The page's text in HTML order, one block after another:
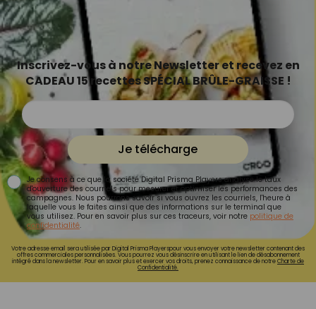
Inscrivez-vous à notre Newsletter et recevez en
CADEAU 15 recettes SPÉCIAL BRÛLE-GRAISSE !
Je télécharge
Je consens à ce que la société Digital Prisma Players analyse le taux
d'ouverture des courriels pour mesurer et optimiser les performances des
campagnes. Nous pourrons savoir si vous ouvrez les courriels, l'heure à
laquelle vous le faites ainsi que des informations sur le terminal que
vous utilisez. Pour en savoir plus sur ces traceurs, voir notre politique de
confidentialité.
Votre adresse email sera utilisée par Digital Prisma Playerspour vous envoyer votre newsletter contenant des
offres commerciales personnalisées. Vous pourrez vous désinscrire en utilisant le lien de désabonnement
intégré dans la newsletter. Pour en savoir plus et exercer vos droits, prenez connaissance de notreCharte de
Confidentialité.